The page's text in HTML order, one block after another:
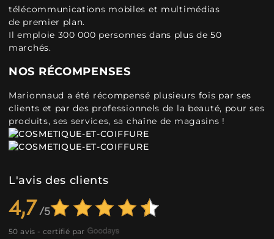
télécommunications mobiles et multimédias
de premier plan.
Il emploie 300 000 personnes dans plus de 50
marchés.
NOS RÉCOMPENSES
Marionnaud a été récompensé plusieurs fois par ses
clients et par des professionnels de la beauté, pour ses
produits, ses services, sa chaîne de magasins !
L'avis des clients
4,7
50 avis - certifié par